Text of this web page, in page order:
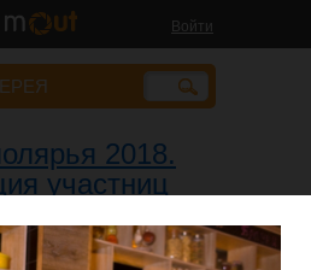
Войти
2018.
участниц